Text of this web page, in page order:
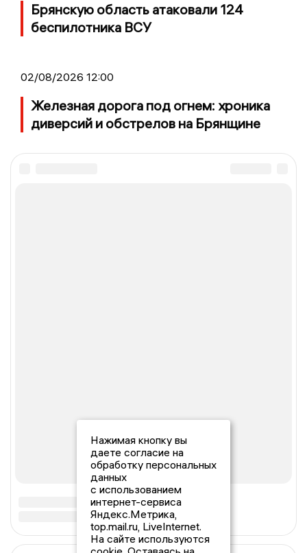
Брянскую область атаковали 124
беспилотника ВСУ
02/08/2026 12:00
Железная дорога под огнем: хроника
диверсий и обстрелов на Брянщине
Нажимая кнопку вы
даете согласие на
обработку персональных
данных
с использованием
интернет-сервиса
Яндекс.Метрика,
top.mail.ru, LiveInternet.
На сайте используются